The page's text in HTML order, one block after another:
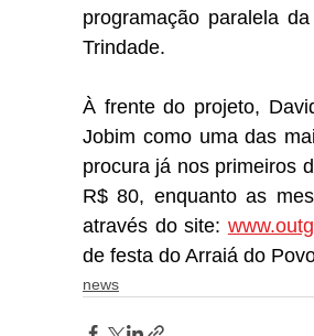
programação paralela
Trindade.
À frente do projeto,
Jobim como uma das
procura já nos primeiros
R$ 80, enquanto as
através do site:
de festa do Arraiá do
news